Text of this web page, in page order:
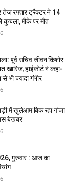
रफ्तार ट्रैक्टर ने 14
कुचला, मौके पर मौत
पूर्व सचिव जीवन किशोर
खारिज, हाईकोर्ट ने कहा-
भी ज्यादा गंभीर
में खुलेआम बिक रहा गांजा
बेखबर!
गुरुवार : आज का